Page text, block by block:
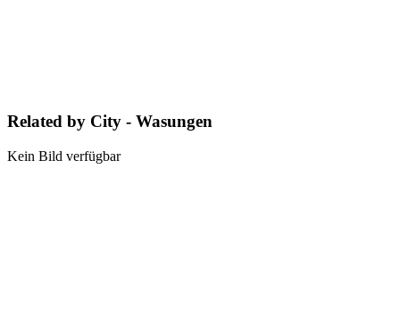
Related by City - Wasungen
Kein Bild verfügbar